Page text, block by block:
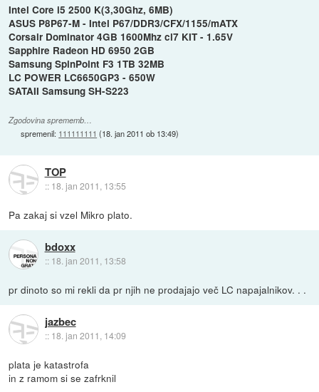
Intel Core i5 2500 K(3,30Ghz, 6MB)
ASUS P8P67-M - Intel P67/DDR3/CFX/1155/mATX
Corsair Dominator 4GB 1600Mhz cl7 KIT - 1.65V
Sapphire Radeon HD 6950 2GB
Samsung SpinPoint F3 1TB 32MB
LC POWER LC6650GP3 - 650W
SATAII Samsung SH-S223
Zgodovina sprememb…
spremenil: 111111111 (18. jan 2011 ob 13:49)
TOP
:: 18. jan 2011, 13:55
Pa zakaj si vzel Mikro plato.
bdoxx
:: 18. jan 2011, 13:58
pr dinoto so mi rekli da pr njih ne prodajajo več LC napajalnikov. . .
jazbec
:: 18. jan 2011, 14:09
plata je katastrofa
in z ramom si se zafrknil